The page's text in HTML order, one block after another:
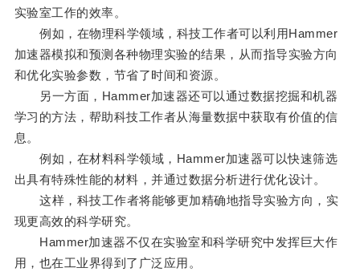
实验室工作的效率。
例如，在物理科学领域，科技工作者可以利用Hammer
加速器模拟和预测各种物理实验的结果，从而指导实验方向
和优化实验参数，节省了时间和资源。
另一方面，Hammer加速器还可以通过数据挖掘和机器
学习的方法，帮助科技工作者从海量数据中获取有价值的信
息。
例如，在材料科学领域，Hammer加速器可以快速筛选
出具有特殊性能的材料，并通过数据分析进行优化设计。
这样，科技工作者将能够更加精确地指导实验方向，实
现更高效的科学研究。
Hammer加速器不仅在实验室和科学研究中发挥巨大作
用，也在工业界得到了广泛应用。